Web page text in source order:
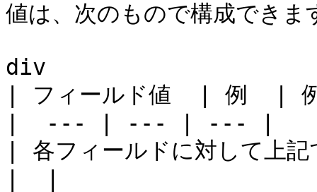
値は、次のもので構成でき
div
| フィールド値  | 例  |
|  --- | --- | --- |
| 各フィールドに対して上